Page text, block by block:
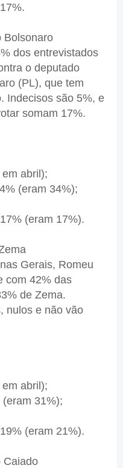
Bolsonaro
dos entrevistados
o deputado
(PL), que tem
Indecisos são 5%, e
somam 17%.
abril);
(eram 34%);
(eram 17%).
Gerais, Romeu
com 42% das
de Zema.
nulos e não vão
abril);
31%);
(eram 21%).
Caiado